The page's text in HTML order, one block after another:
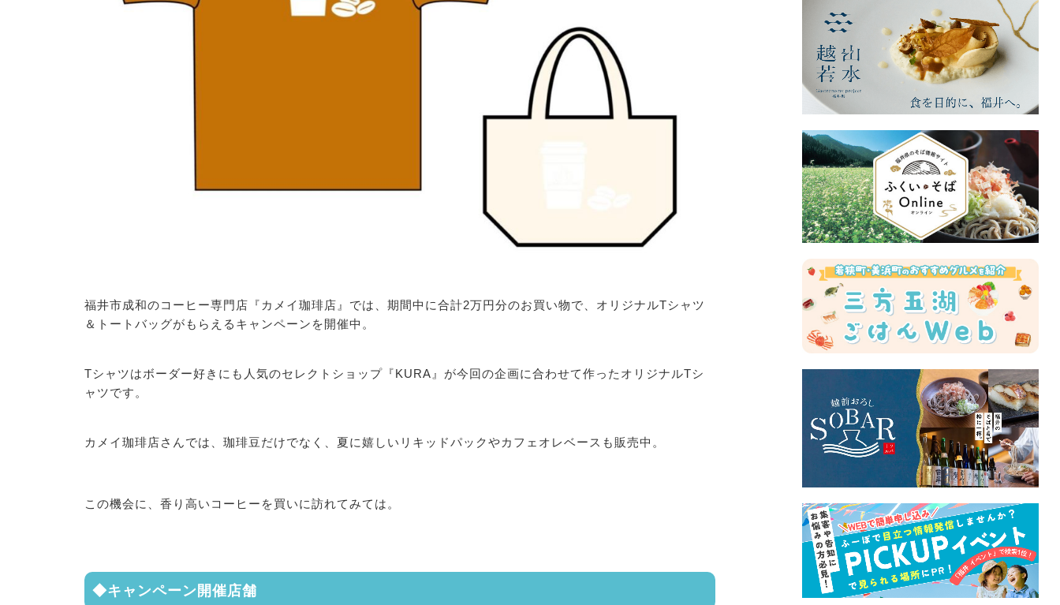
福井市成和のコーヒー専門店『カメイ珈琲店』では、期間中に合計2万円分のお買い物で、オリジナルTシャツ
＆トートバッグがもらえるキャンペーンを開催中。
Tシャツはボーダー好きにも人気のセレクトショップ『KURA』が今回の企画に合わせて作ったオリジナルTシ
ャツです。
カメイ珈琲店さんでは、珈琲豆だけでなく、夏に嬉しいリキッドパックやカフェオレベースも販売中。
この機会に、香り高いコーヒーを買いに訪れてみては。
◆キャンペーン開催店舗